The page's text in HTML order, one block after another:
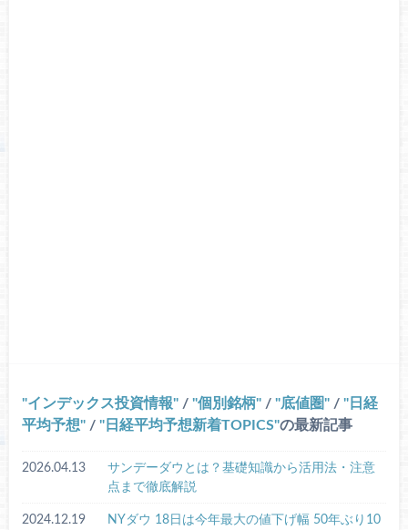
インデックス投資情報 / 個別銘柄 / 底値圏 /
日経
平均予想
/ 日経平均予想新着TOPICS の最新記事
2026.04.13
サンデーダウとは？基礎知識から活用法・注意
点まで徹底解説
2024.12.19
NYダウ 18日は今年最大の値下げ幅 50年ぶり10